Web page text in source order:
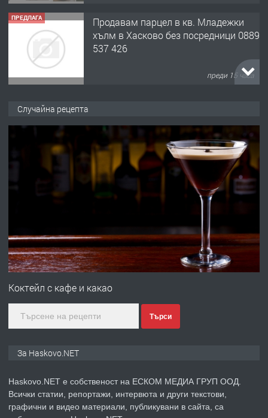
ПРЕДЛАГА
Продавам парцел в кв. Младежки
хълм в Хасково без посредници 0889
537 426
преди 15 часа
преди 15 часа
Под НАЕМ двустаен Орфей
преди 3 дни
ПРЕДЛАГА
Нов апартамент на ул. Липа до
преди 4 дни
Случайна рецепта
Коктейл с кафе и какао
Търси
За Haskovo.NET
Haskovo.NET е собственост на ЕСКОМ МЕДИА ГРУП ООД.
Всички статии, репортажи, интервюта и други текстови,
графични и видео материали, публикувани в сайта, са